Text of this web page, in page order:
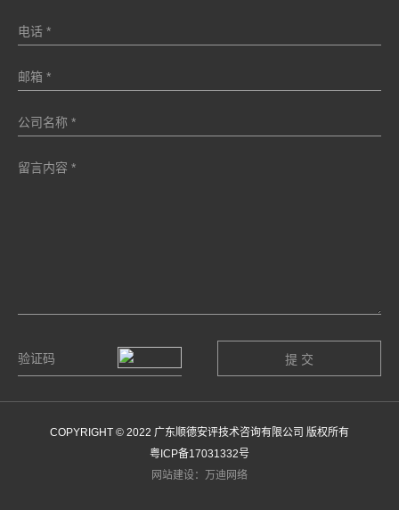
COPYRIGHT © 2022 广东顺德安评技术咨询有限公司 版权所有
粤ICP备17031332号
网站建设：万迪网络